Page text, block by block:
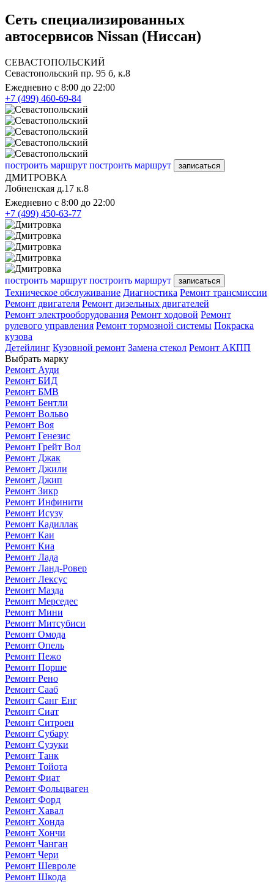
Сеть специализированных
автосервисов Nissan (Ниссан)
СЕВАСТОПОЛЬСКИЙ
Севастопольский пр. 95 б, к.8
Ежедневно с 8:00 до 22:00
+7 (499) 460-69-84
построить маршрут построить маршрут записаться
ДМИТРОВКА
Лобненская д.17 к.8
Ежедневно с 8:00 до 22:00
+7 (499) 450-63-77
построить маршрут построить маршрут записаться
Техническое обслуживание Диагностика Ремонт трансмиссии
Ремонт двигателя Ремонт дизельных двигателей
Ремонт электрооборудования Ремонт ходовой Ремонт
рулевого управления Ремонт тормозной системы Покраска
кузова
Детейлинг Кузовной ремонт Замена стекол Ремонт АКПП
Выбрать марку
Ремонт Ауди
Ремонт БИД
Ремонт БМВ
Ремонт Бентли
Ремонт Вольво
Ремонт Воя
Ремонт Генезис
Ремонт Грейт Вол
Ремонт Джак
Ремонт Джили
Ремонт Джип
Ремонт Зикр
Ремонт Инфинити
Ремонт Исузу
Ремонт Кадиллак
Ремонт Каи
Ремонт Киа
Ремонт Лада
Ремонт Ланд-Ровер
Ремонт Лексус
Ремонт Мазда
Ремонт Мерседес
Ремонт Мини
Ремонт Митсубиси
Ремонт Омода
Ремонт Опель
Ремонт Пежо
Ремонт Порше
Ремонт Рено
Ремонт Сааб
Ремонт Санг Енг
Ремонт Сиат
Ремонт Ситроен
Ремонт Субару
Ремонт Сузуки
Ремонт Танк
Ремонт Тойота
Ремонт Фиат
Ремонт Фольцваген
Ремонт Форд
Ремонт Хавал
Ремонт Хонда
Ремонт Хончи
Ремонт Чанган
Ремонт Чери
Ремонт Шевроле
Ремонт Шкода